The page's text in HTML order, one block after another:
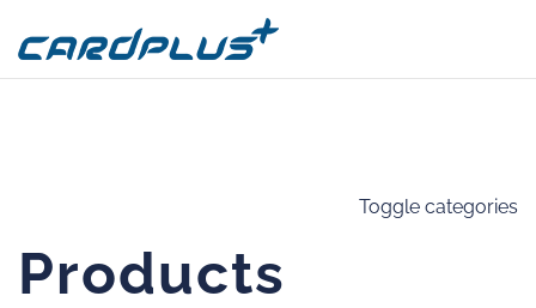
Toggle categories
Products